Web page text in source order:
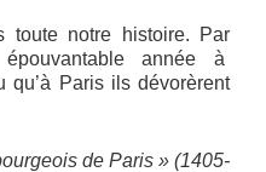
toute notre histoire. Par
année à
qu’à Paris ils dévorèrent
de Paris » (1405-